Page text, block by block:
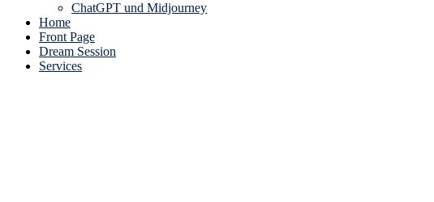
ChatGPT und Midjourney
Home
Front Page
Dream Session
Services